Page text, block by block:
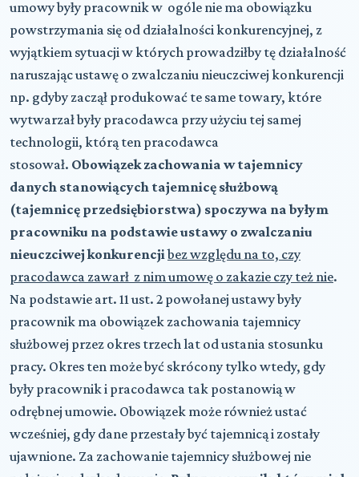
umowy były pracownik w ogóle nie ma obowiązku
powstrzymania się od działalności konkurencyjnej, z
wyjątkiem sytuacji w których prowadziłby tę działalność
naruszając ustawę o zwalczaniu nieuczciwej konkurencji
np. gdyby zaczął produkować te same towary, które
wytwarzał były pracodawca przy użyciu tej samej
technologii, którą ten pracodawca
stosował. Obowiązek zachowania w tajemnicy
danych stanowiących tajemnicę służbową
(tajemnicę przedsiębiorstwa) spoczywa na byłym
pracowniku na podstawie ustawy o zwalczaniu
nieuczciwej konkurencji bez względu na to, czy
pracodawca zawarł z nim umowę o zakazie czy też nie.
Na podstawie art. 11 ust. 2 powołanej ustawy były
pracownik ma obowiązek zachowania tajemnicy
służbowej przez okres trzech lat od ustania stosunku
pracy. Okres ten może być skrócony tylko wtedy, gdy
były pracownik i pracodawca tak postanowią w
odrębnej umowie. Obowiązek może również ustać
wcześniej, gdy dane przestały być tajemnicą i zostały
ujawnione. Za zachowanie tajemnicy służbowej nie